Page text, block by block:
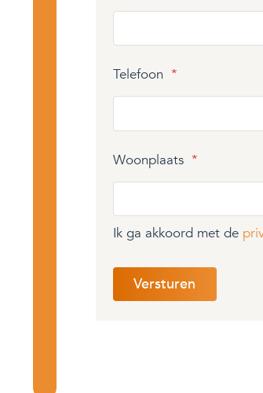
Telefoon *
Woonplaats *
Ik ga akkoord met de